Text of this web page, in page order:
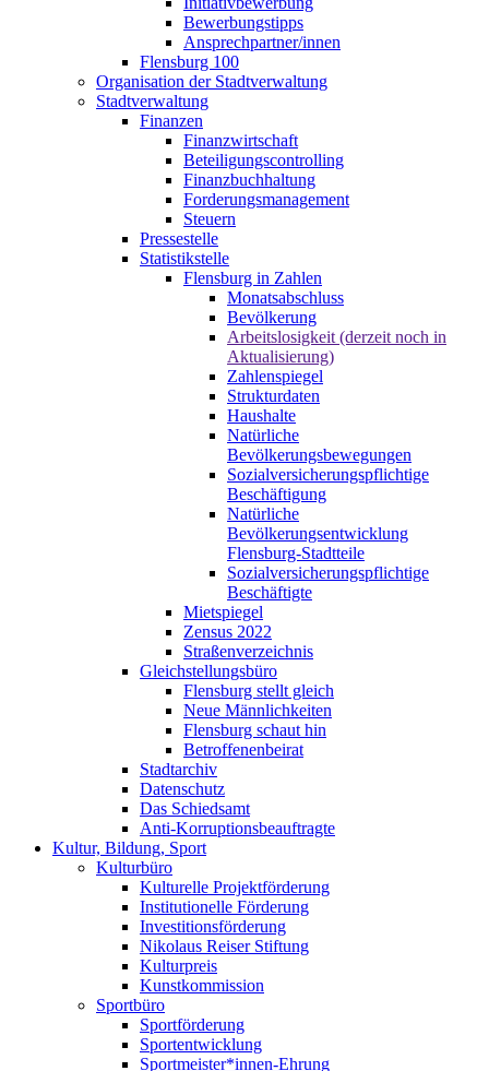
Bewerbungstipps
Ansprechpartner/innen
Flensburg 100
Organisation der Stadtverwaltung
Stadtverwaltung
Finanzen
Finanzwirtschaft
Beteiligungscontrolling
Finanzbuchhaltung
Forderungsmanagement
Steuern
Pressestelle
Statistikstelle
Flensburg in Zahlen
Monatsabschluss
Bevölkerung
Arbeitslosigkeit (derzeit noch in
Aktualisierung)
Zahlenspiegel
Strukturdaten
Haushalte
Natürliche
Bevölkerungsbewegungen
Sozialversicherungspflichtige
Beschäftigung
Natürliche
Bevölkerungsentwicklung
Flensburg-Stadtteile
Sozialversicherungspflichtige
Beschäftigte
Mietspiegel
Zensus 2022
Straßenverzeichnis
Gleichstellungsbüro
Flensburg stellt gleich
Neue Männlichkeiten
Flensburg schaut hin
Betroffenenbeirat
Stadtarchiv
Datenschutz
Das Schiedsamt
Anti-Korruptionsbeauftragte
Kultur, Bildung, Sport
Kulturbüro
Kulturelle Projektförderung
Institutionelle Förderung
Investitionsförderung
Nikolaus Reiser Stiftung
Kulturpreis
Kunstkommission
Sportbüro
Sportförderung
Sportentwicklung
Sportmeister*innen-Ehrung